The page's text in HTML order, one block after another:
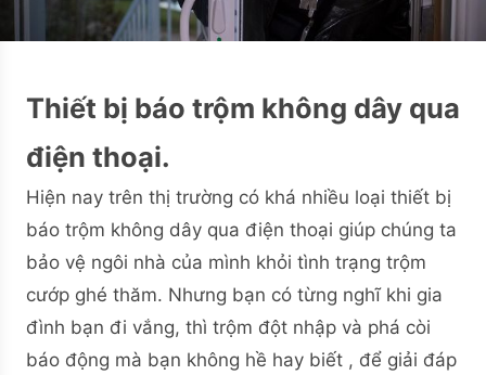
Thiết bị báo trộm không dây qua
điện thoại.
Hiện nay trên thị trường có khá nhiều loại thiết bị
báo trộm không dây qua điện thoại giúp chúng ta
bảo vệ ngôi nhà của mình khỏi tình trạng trộm
cướp ghé thăm. Nhưng bạn có từng nghĩ khi gia
đình bạn đi vắng, thì trộm đột nhập và phá còi
báo động mà bạn không hề hay biết , để giải đáp